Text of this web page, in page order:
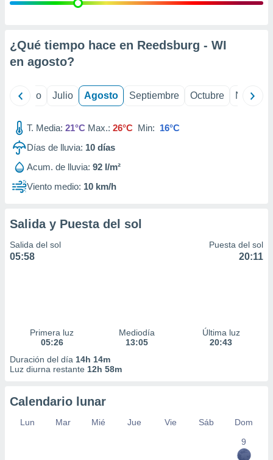
e
mediante
de
1199
¿Qué tiempo hace en Reedsburg - WI
en agosto?
Junio Julio Agosto Septiembre Octubre
T. Media: 21°C Max.: 26°C Min: 16°C
Días de lluvia: 10 días
Acum. de lluvia: 92 l/m²
Viento medio: 10 km/h
Salida y Puesta del sol
Salida del sol
05:58
Puesta del sol
20:11
Primera luz
05:26
Mediodía
13:05
Última luz
20:43
Duración del día 14h 14m
Luz diurna restante 12h 58m
Calendario lunar
Lun Mar Mié Jue Vie Sáb
Dom
9